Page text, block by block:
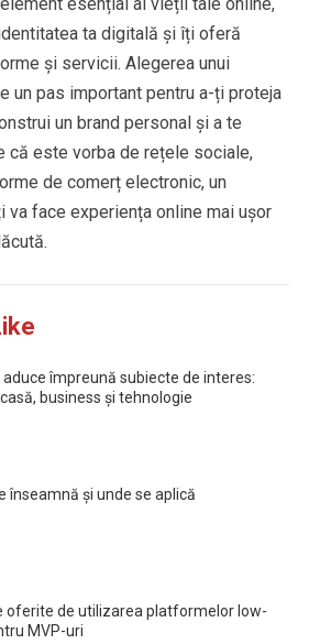
ta digitală și îți oferă
și servicii. Alegerea unui
un pas important pentru a-ți proteja
un brand personal și a te
că este vorba de rețele sociale,
de comerț electronic, un
va face experiența online mai ușor
aduce împreună subiecte de interes:
business și tehnologie
înseamnă și unde se aplică
oferite de utilizarea platformelor low-
MVP-uri